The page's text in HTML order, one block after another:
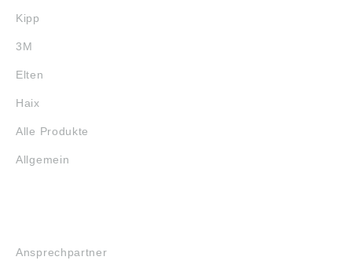
Kipp
3M
Elten
Haix
Alle Produkte
Allgemein
Ansprechpartner